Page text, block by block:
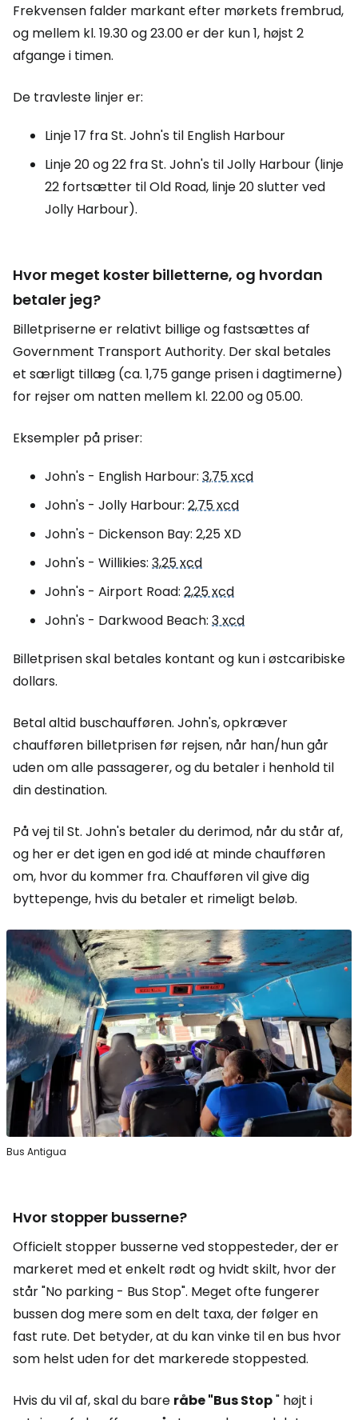
Frekvensen falder markant efter mørkets frembrud,
og mellem kl. 19.30 og 23.00 er der kun 1, højst 2
afgange i timen.
De travleste linjer er:
Linje 17 fra St. John's til English Harbour
Linje 20 og 22 fra St. John's til Jolly Harbour (linje
22 fortsætter til Old Road, linje 20 slutter ved
Jolly Harbour).
Hvor meget koster billetterne, og hvordan
betaler jeg?
Billetpriserne er relativt billige og fastsættes af
Government Transport Authority. Der skal betales
et særligt tillæg (ca. 1,75 gange prisen i dagtimerne)
for rejser om natten mellem kl. 22.00 og 05.00.
Eksempler på priser:
John's - English Harbour: 3,75 xcd
John's - Jolly Harbour: 2,75 xcd
John's - Dickenson Bay: 2,25 XD
John's - Willikies: 3,25 xcd
John's - Airport Road: 2,25 xcd
John's - Darkwood Beach: 3 xcd
Billetprisen skal betales kontant og kun i østcaribiske
dollars.
Betal altid buschaufføren. John's, opkræver
chaufføren billetprisen før rejsen, når han/hun går
uden om alle passagerer, og du betaler i henhold til
din destination.
På vej til St. John's betaler du derimod, når du står af,
og her er det igen en god idé at minde chaufføren
om, hvor du kommer fra. Chaufføren vil give dig
byttepenge, hvis du betaler et rimeligt beløb.
Bus Antigua
Hvor stopper busserne?
Officielt stopper busserne ved stoppesteder, der er
markeret med et enkelt rødt og hvidt skilt, hvor der
står"No parking - Bus Stop". Meget ofte fungerer
bussen dog mere som en delt taxa, der følger en
fast rute. Det betyder, at du kan vinke til en bus hvor
som helst uden for det markerede stoppested.
Hvis du vil af, skal du bare råbe "Bus Stop" højt i